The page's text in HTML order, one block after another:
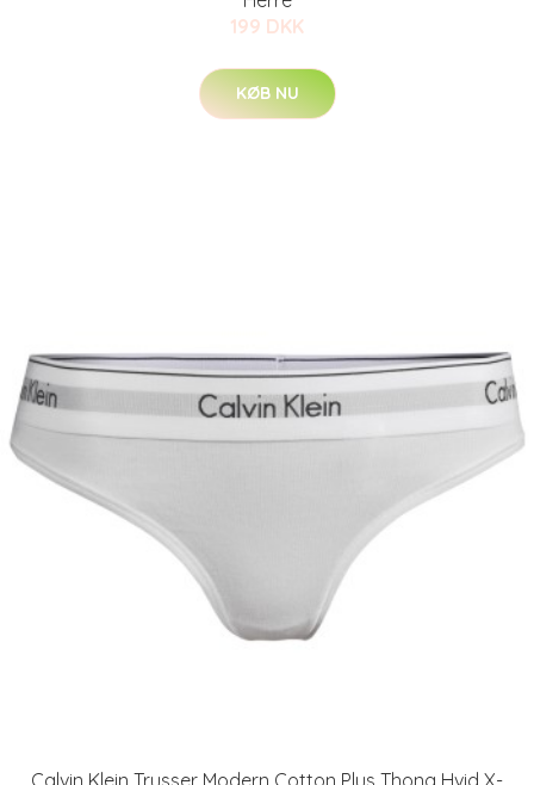
199 DKK
KØB NU
Calvin Klein Trusser Modern Cotton Plus Thong Hvid X-